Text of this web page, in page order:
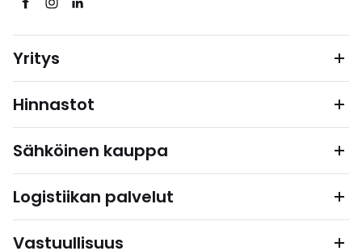
Yritys
Hinnastot
Sähköinen kauppa
Logistiikan palvelut
Vastuullisuus